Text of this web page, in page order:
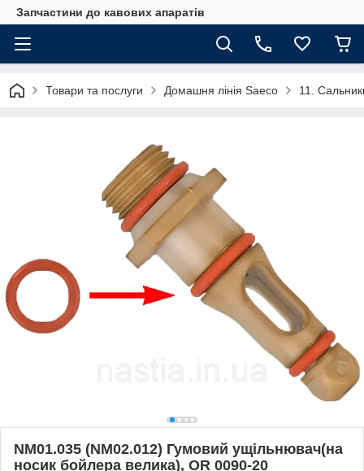
Запчастини до кавових апаратів
Товари та послуги Домашня лінія Saeco 11.
NM01.035 (NM02.012) Гумовий ущільнювач(на
носик бойлера велика), OR 0090-20